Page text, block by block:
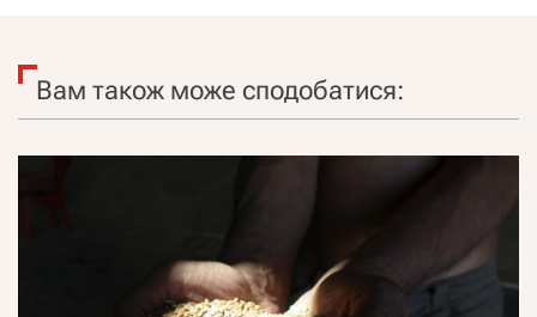
Вам також може сподобатися: